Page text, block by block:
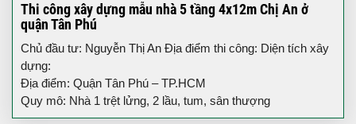
Thi công xây dựng mẫu nhà 5 tầng 4x12m Chị An ở
quận Tân Phú
Chủ đầu tư: Nguyễn Thị An Địa điểm thi công: Diện tích xây
dựng:
Địa điểm: Quận Tân Phú – TP.HCM
Quy mô: Nhà 1 trệt lửng, 2 lầu, tum, sân thượng